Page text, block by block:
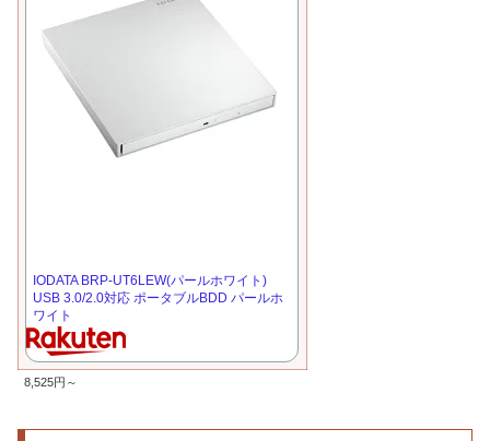
IODATA BRP-UT6LEW(パールホワイト)
USB 3.0/2.0対応 ポータブルBDD パールホ
ワイト
8,525円～